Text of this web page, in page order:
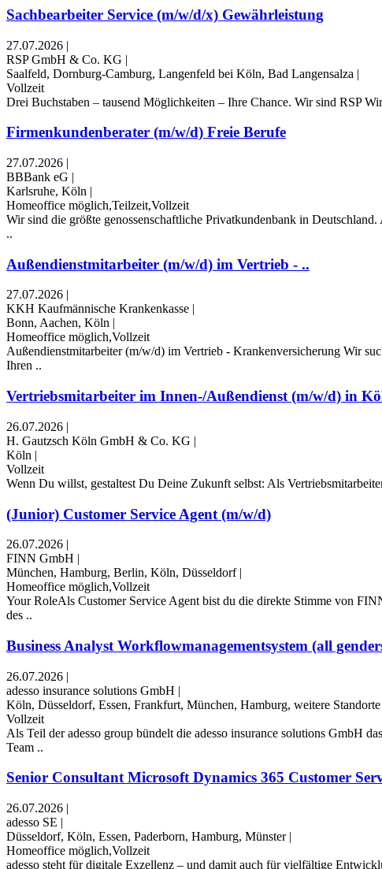
Sachbearbeiter Service (m/w/d/x) Gewährleistung
27.07.2026 |
RSP GmbH & Co. KG |
Saalfeld, Dornburg-Camburg, Langenfeld bei Köln, Bad Langensalza |
Vollzeit
Drei Buchstaben – tausend Möglichkeiten – Ihre Chance. Wir sind RSP
Firmenkundenberater (m/w/d) Freie Berufe
27.07.2026 |
BBBank eG |
Karlsruhe, Köln |
Homeoffice möglich,Teilzeit,Vollzeit
Wir sind die größte genossenschaftliche Privatkundenbank in
..
Außendienstmitarbeiter (m/w/d) im Vertrieb - ..
27.07.2026 |
KKH Kaufmännische Krankenkasse |
Bonn, Aachen, Köln |
Homeoffice möglich,Vollzeit
Außendienstmitarbeiter (m/w/d) im Vertrieb - Krankenversicherung Wir
Ihren ..
Vertriebsmitarbeiter im Innen-/Außendienst (m/w/d) in
26.07.2026 |
H. Gautzsch Köln GmbH & Co. KG |
Köln |
Vollzeit
Wenn Du willst, gestaltest Du Deine Zukunft selbst: Als
(Junior) Customer Service Agent (m/w/d)
26.07.2026 |
FINN GmbH |
München, Hamburg, Berlin, Köln, Düsseldorf |
Homeoffice möglich,Vollzeit
Your RoleAls Customer Service Agent bist du die direkte Stimme von
des ..
Business Analyst Workflowmanagementsystem (all
26.07.2026 |
adesso insurance solutions GmbH |
Köln, Düsseldorf, Essen, Frankfurt, München, Hamburg, weitere
Vollzeit
Als Teil der adesso group bündelt die adesso insurance solutions GmbH
Team ..
Senior Consultant Microsoft Dynamics 365 Customer
26.07.2026 |
adesso SE |
Düsseldorf, Köln, Essen, Paderborn, Hamburg, Münster |
Homeoffice möglich,Vollzeit
adesso steht für digitale Exzellenz – und damit auch für vielfältige